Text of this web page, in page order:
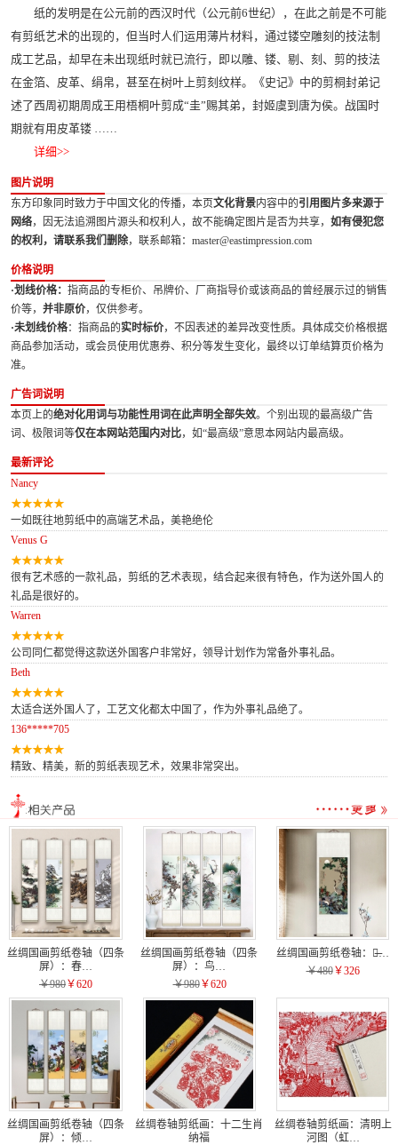
纸的发明是在公元前的西汉时代（公元前6世纪），在此之前是不可能
有剪纸艺术的出现的，但当时人们运用薄片材料，通过镂空雕刻的技法制
成工艺品，却早在未出现纸时就已流行，即以雕、镂、剔、刻、剪的技法
在金箔、皮革、绢帛，甚至在树叶上剪刻纹样。《史记》中的剪桐封弟记
述了西周初期周成王用梧桐叶剪成“圭”赐其弟，封姬虞到唐为侯。战国时
期就有用皮革镂 ……
详细>>
图片说明
东方印象同时致力于中国文化的传播，本页文化背景内容中的引用图片多来源于
网络，因无法追溯图片源头和权利人，故不能确定图片是否为共享， 如有侵犯您
的权利，请联系我们删除，联系邮箱：master@eastimpression.com
价格说明
·划线价格： 指商品的专柜价、吊牌价、厂商指导价或该商品的曾经展示过的销售
价等， 并非原价，仅供参考。
·未划线价格：指商品的实时标价，不因表述的差异改变性质。具体成交价格根据
商品参加活动，或会员使用优惠券、积分等发生变化，最终以订单结算页价格为
准。
广告词说明
本页上的绝对化用词与功能性用词在此声明全部失效。个别出现的最高级广告
词、极限词等仅在本网站范围内对比，如“最高级”意思本网站内最高级。
最新评论
Nancy
一如既往地剪纸中的高端艺术品，美艳绝伦
Venus G
很有艺术感的一款礼品，剪纸的艺术表现，结合起来很有特色，作为送外国人的
礼品是很好的。
Warren
公司同仁都觉得这款送外国客户非常好，领导计划作为常备外事礼品。
Beth
太适合送外国人了，工艺文化都太中国了，作为外事礼品绝了。
136*****705
精致、精美，新的剪纸表现艺术，效果非常突出。
丝绸国画剪纸卷轴（四条
屏）：春…
￥980￥620
丝绸国画剪纸卷轴（四条
屏）：鸟…
￥980￥620
丝绸国画剪纸卷轴：清̶…
￥480￥326
丝绸国画剪纸卷轴（四条
屏）：倾…
丝绸卷轴剪纸画：十二生肖
纳福
丝绸卷轴剪纸画：清明上
河图（虹…